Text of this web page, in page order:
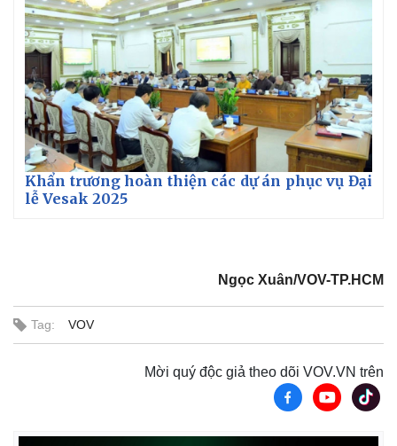
Giá vàng
Chứng khoán
Khẩn trương hoàn thiện các dự án phục vụ Đại
lễ Vesak 2025
Ngọc Xuân/VOV-TP.HCM
Tag: VOV
Mời quý độc giả theo dõi VOV.VN trên